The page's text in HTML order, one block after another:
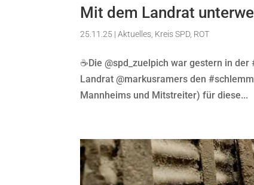
Mit dem Landrat
25.11.25 |Aktuelles Kreis SPD, ROT
☕️Die @spd_zuelpich war gestern in
Landrat @markusramers den
Mannheims und Mitstreiter) für diese...